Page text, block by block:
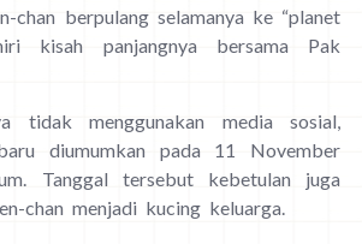
chan berpulang selamanya ke “planet
kisah panjangnya bersama Pak
tidak menggunakan media sosial,
diumumkan pada 11 November
Tanggal tersebut kebetulan juga
chan menjadi kucing keluarga.